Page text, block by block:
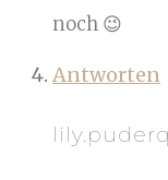
noch 😉
Antworten